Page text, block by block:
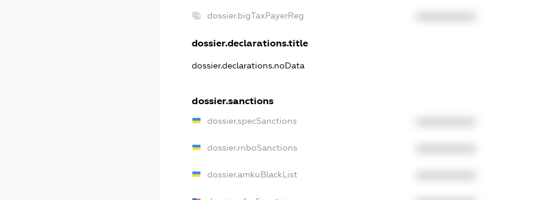
dossier.bigTaxPayerReg
dossier.declarations.title
dossier.declarations.noData
dossier.sanctions
dossier.specSanctions
dossier.rnboSanctions
dossier.amkuBlackList